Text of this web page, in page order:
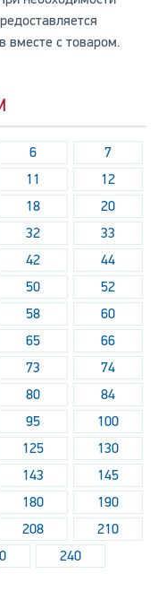
вместе с товаром.
6
7
11
12
18
20
32
33
42
44
50
52
58
60
65
66
73
74
80
84
95
100
125
130
143
145
180
190
208
210
240